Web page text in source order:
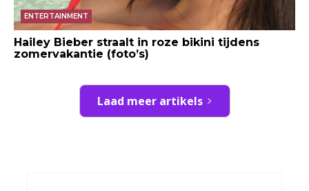
ENTERTAINMENT
Hailey Bieber straalt in roze bikini tijdens
zomervakantie (foto’s)
Laad meer artikels